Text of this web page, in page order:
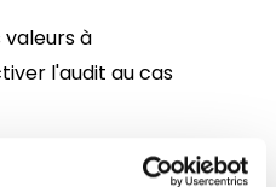
à
l'audit au cas